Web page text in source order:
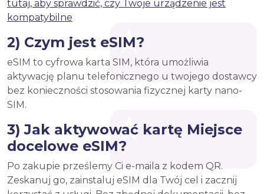
tutaj, aby sprawdzić, czy Twoje urządzenie jest
kompatybilne
2) Czym jest eSIM?
eSIM to cyfrowa karta SIM, która umożliwia
aktywację planu telefonicznego u twojego dostawcy
bez konieczności stosowania fizycznej karty nano-
SIM.
3) Jak aktywować kartę Miejsce
docelowe eSIM?
Po zakupie prześlemy Ci e-maila z kodem QR.
Zeskanuj go, zainstaluj eSIM dla Twój cel i zacznij